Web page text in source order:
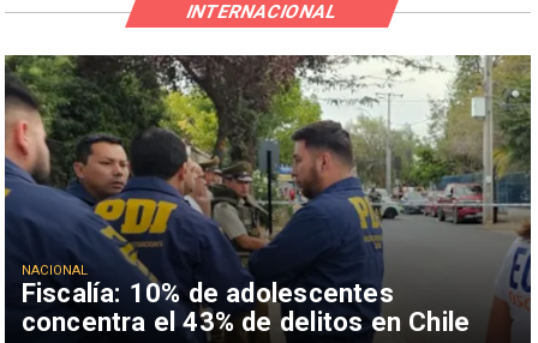
Fiscalía: 10% de adolescentes
concentra el 43% de delitos en Chile
NACIONAL
INTERNACIONAL